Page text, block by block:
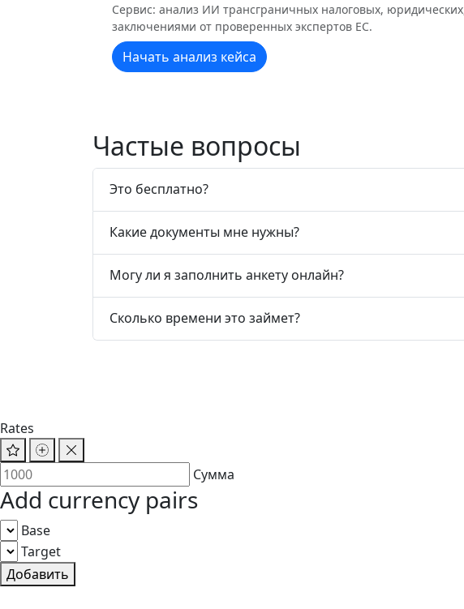
Сервис: анализ ИИ трансграничных налоговых,
заключениями от проверенных экспертов ЕС.
Начать анализ кейса
Частые вопросы
Это бесплатно?
Какие документы мне нужны?
Могу ли я заполнить анкету онлайн?
Сколько времени это займет?
Rates
Сумма
Add currency pairs
Base
Target
Добавить